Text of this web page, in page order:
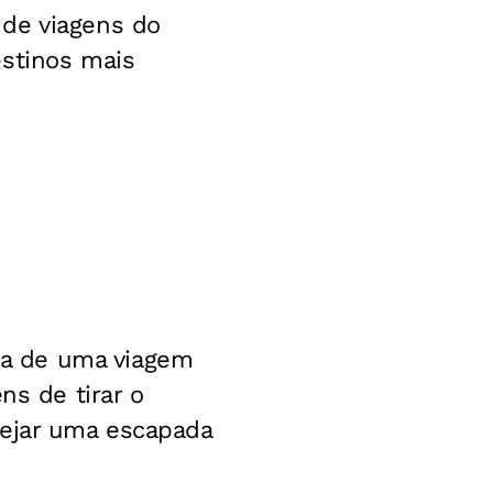
viagens do
mais
de uma viagem
de tirar o
uma escapada